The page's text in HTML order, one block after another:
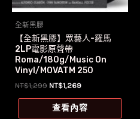
全新黑膠
【全新黑膠】眾藝人-羅馬
2LP電影原聲帶
Roma/180g/Music On
Vinyl/MOVATM 250
NT$1,299 原
價
格：
NT$1,269目
價
格：
查看內容